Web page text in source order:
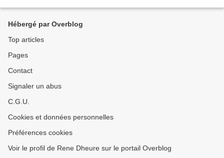
Hébergé par Overblog
Top articles
Pages
Contact
Signaler un abus
C.G.U.
Cookies et données personnelles
Préférences cookies
Voir le profil de Rene Dheure sur le portail Overblog